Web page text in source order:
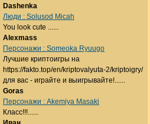
Dashenka
Люди : Solusod Micah
You look cute ......
Alexmass
Персонажи : Someoka Ryuugo
Лучшие криптоигры на
https://fakto.top/en/kriptovalyuta-2/kriptoigry/
для вас - играйте и выигрывайте!......
Goras
Персонажи : Akemiya Masaki
Класс!!!......